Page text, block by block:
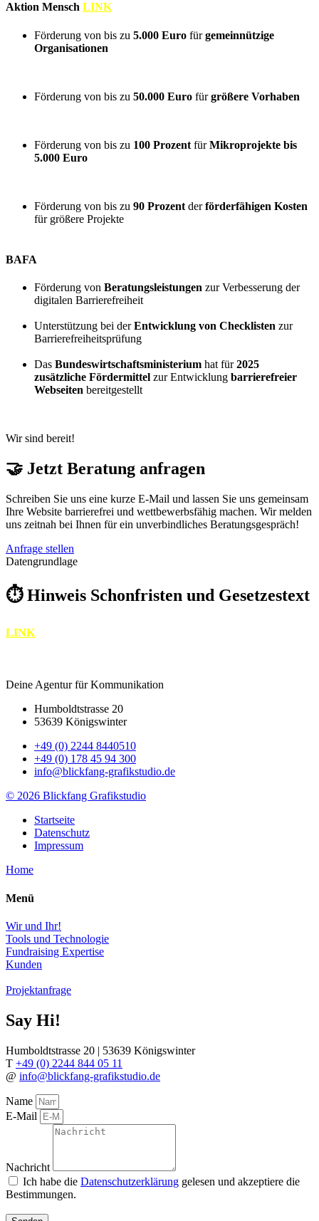
Aktion Mensch LINK
Förderung von bis zu 5.000 Euro fürgemeinnützige
Organisationen
Förderung von bis zu 50.000 Euro fürgrößere Vorhaben
Förderung von bis zu 100 Prozent fürMikroprojekte bis
5.000 Euro
Förderung von bis zu 90 Prozent derförderfähigen Kosten
für größere Projekte
BAFA
Förderung von Beratungsleistungen zur Verbesserung der
digitalen Barrierefreiheit
Unterstützung bei derEntwicklung von Checklisten zur
Barrierefreiheitsprüfung
Das Bundeswirtschaftsministerium hat für2025
zusätzliche Fördermittel zur Entwicklung barrierefreier
Webseiten bereitgestellt
Wir sind bereit!
🤝 Jetzt Beratung anfragen
Schreiben Sie uns eine kurze E-Mail und lassen Sie uns gemeinsam
Ihre Website barrierefrei und wettbewerbsfähig machen. Wir melden
uns zeitnah bei Ihnen für ein unverbindliches Beratungsgespräch!
Anfrage stellen
Datengrundlage
⏱️ Hinweis Schonfristen und Gesetzestext
LINK
Deine Agentur für Kommunikation
Humboldtstrasse 20
53639 Königswinter
+49 (0) 2244 8440510
+49 (0) 178 45 94 300
info@blickfang-grafikstudio.de
© 2026 Blickfang Grafikstudio
Startseite
Datenschutz
Impressum
Home
Menü
Wir und Ihr!
Tools und Technologie
Fundraising Expertise
Kunden
Projektanfrage
Say Hi!
Humboldtstrasse 20 | 53639 Königswinter
T +49 (0) 2244 844 05 11
@ info@blickfang-grafikstudio.de
Name
E-Mail
Nachricht
Ich habe die Datenschutzerklärung gelesen und akzeptiere die
Bestimmungen.